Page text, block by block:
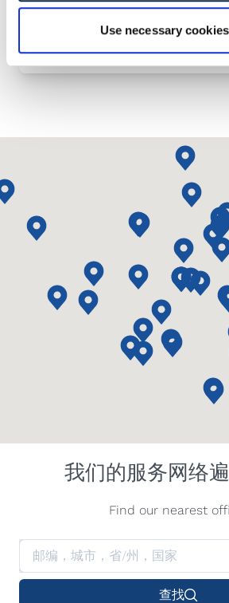
Use necessary
我们的服务网络
Find our nearest
查找